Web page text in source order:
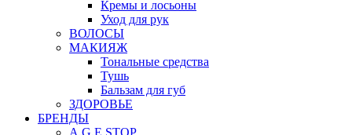
Кремы и лосьоны
Уход для рук
ВОЛОСЫ
МАКИЯЖ
Тональные средства
Тушь
Бальзам для губ
ЗДОРОВЬЕ
БРЕНДЫ